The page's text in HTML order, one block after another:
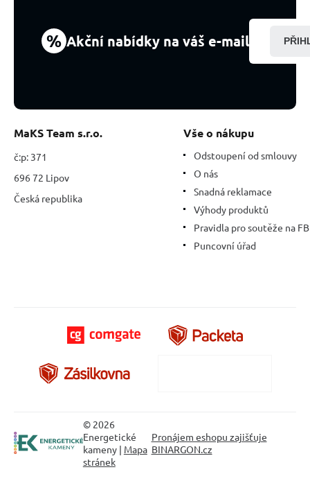
17
cm,
% Akční nabídky na váš e-mail
MaKS Team s.r.o.
č:p: 371
696 72 Lipov
Česká republika
Vše o nákupu
Odstoupení od smlouvy
O nás
Snadná reklamace
Výhody produktů
Pravidla pro soutěže na FB
Puncovní úřad
© 2026
Energetické
kameny | Mapa
stránek
Pronájem eshopu zajišťuje
BINARGON.cz